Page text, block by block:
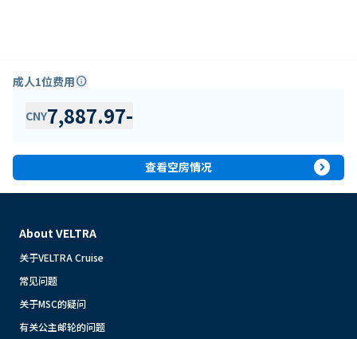
成人1位费用info
CNY7,887.97-
查看空房情况 expand_circle_right
About VELTRA
关于VELTRA Cruise
常见问题
关于MSC的疑问
有关公主邮轮的问题